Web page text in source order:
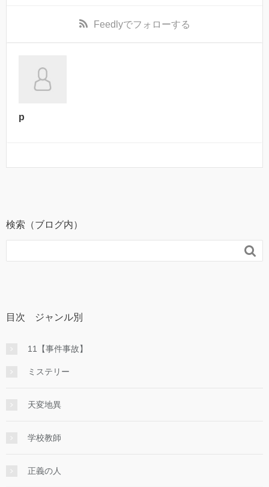
Feedlyでフォローする
p
検索（ブログ内）

目次 ジャンル別
11【事件事故】
ミステリー
天変地異
学校教師
正義の人